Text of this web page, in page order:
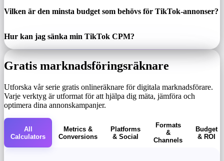
Vilken är den minsta budget som behövs för TikTok-annonser?
Hur kan jag sänka min TikTok CPM?
Gratis marknadsföringsräknare
Utforska vår serie gratis onlineräknare för digitala marknadsförare.
Varje verktyg är utformat för att hjälpa dig mäta, jämföra och
optimera dina annonskampanjer.
All
Calculators
Metrics &
Conversions
Platforms
& Social
Formats
&
Channels
Budget
& ROI